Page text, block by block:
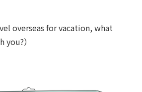
overseas for vacation, what
）